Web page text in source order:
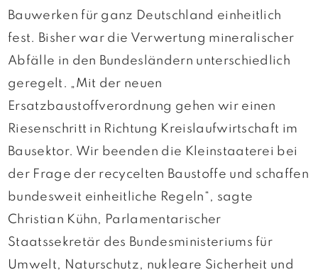
Bauwerken für ganz Deutschland einheitlich
fest. Bisher war die Verwertung mineralischer
Abfälle in den Bundesländern unterschiedlich
geregelt. „Mit der neuen
Ersatzbaustoffverordnung gehen wir einen
Riesenschritt in Richtung Kreislaufwirtschaft im
Bausektor. Wir beenden die Kleinstaaterei bei
der Frage der recycelten Baustoffe und schaffen
bundesweit einheitliche Regeln“, sagte
Christian Kühn, Parlamentarischer
Staatssekretär des Bundesministeriums für
Umwelt, Naturschutz, nukleare Sicherheit und